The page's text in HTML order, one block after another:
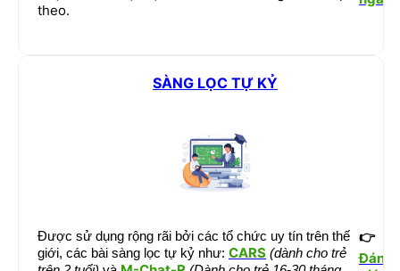
theo.
SÀNG LỌC TỰ KỶ
Được sử dụng rộng rãi bởi các tổ chức uy tín trên thế
giới, các bài sàng lọc tự kỷ như: CARS (dành cho trẻ
👉
Đánh